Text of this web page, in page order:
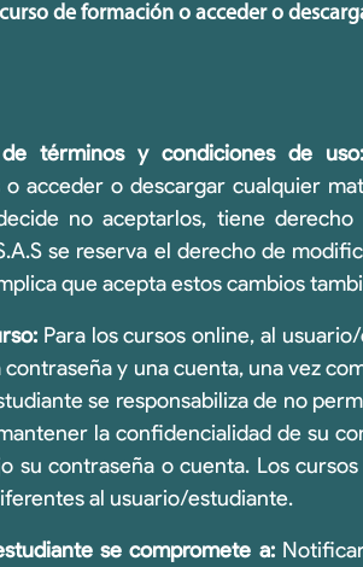
de formación o acceder o
términos y condiciones de uso:
o acceder o descargar cualquier
no aceptarlos, tiene
se reserva el derecho de
que acepta estos cambios
Para los cursos online, al
contraseña y una cuenta, una vez
se responsabiliza de no
la confidencialidad de su
su contraseña o cuenta. Los
al usuario/estudiante.
se compromete a:Notificar